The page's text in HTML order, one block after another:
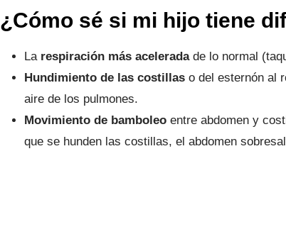
¿Cómo sé si mi hijo tiene
Larespiración más aceleradade lo normal
Hundimiento de las costillas o del esternón al
aire de los pulmones.
Movimiento de bamboleo entre abdomen y
que se hunden las costillas, el abdomen